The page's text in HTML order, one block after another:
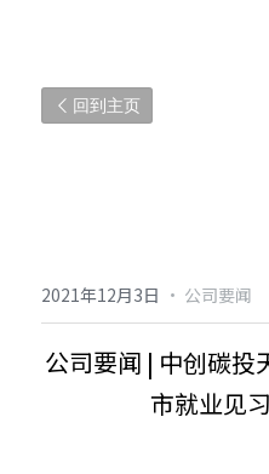
回到主页
2021年12月3日 · 公司要闻
公司要闻 | 中创碳
市就业见